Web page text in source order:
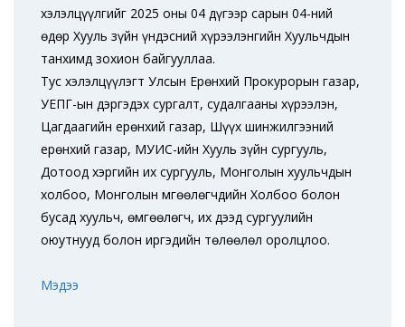
хэлэлцүүлгийг 2025 оны 04 дүгээр сарын 04-ний
өдөр Хууль зүйн үндэсний хүрээлэнгийн Хуульчдын
танхимд зохион байгууллаа.
Тус хэлэлцүүлэгт Улсын Ерөнхий Прокурорын газар,
УЕПГ-ын дэргэдэх сургалт, судалгааны хүрээлэн,
Цагдаагийн ерөнхий газар, Шүүх шинжилгээний
ерөнхий газар, МУИС-ийн Хууль зүйн сургууль,
Дотоод хэргийн их сургууль, Монголын хуульчдын
холбоо, Монголын Өмгөөлөгчдийн Холбоо болон
бусад хуульч, өмгөөлөгч, их дээд сургуулийн
оюутнууд болон иргэдийн төлөөлөл оролцлоо.
Мэдээ